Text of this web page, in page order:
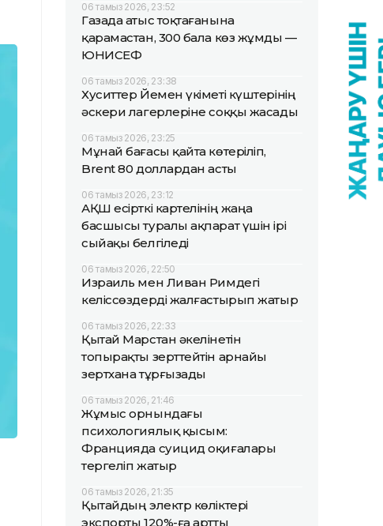
06 тамыз 2026, 23:52
Газада атыс тоқтағанына
қарамастан, 300 бала көз жұмды —
ЮНИСЕФ
06 тамыз 2026, 23:38
Хуситтер Йемен үкіметі күштерінің
әскери лагерлеріне соққы жасады
06 тамыз 2026, 23:25
Мұнай бағасы қайта көтеріліп,
Brent 80 доллардан асты
06 тамыз 2026, 23:12
АҚШ есірткі картелінің жаңа
басшысы туралы ақпарат үшін ірі
сыйақы белгіледі
06 тамыз 2026, 22:50
Израиль мен Ливан Римдегі
келіссөздерді жалғастырып жатыр
06 тамыз 2026, 22:33
Қытай Марстан әкелінетін
топырақты зерттейтін арнайы
зертхана тұрғызады
06 тамыз 2026, 21:46
Жұмыс орнындағы
психологиялық қысым:
Францияда суицид оқиғалары
тергеліп жатыр
06 тамыз 2026, 21:35
Қытайдың электр көліктері
экспорты 120%-ға артты